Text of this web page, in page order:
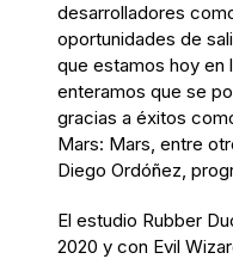
desarrolladores
oportunidades de
que estamos hoy en
enteramos que se
gracias a éxitos
Mars: Mars, entre
Diego Ordóñez,
El estudio Rubber
2020 y con Evil